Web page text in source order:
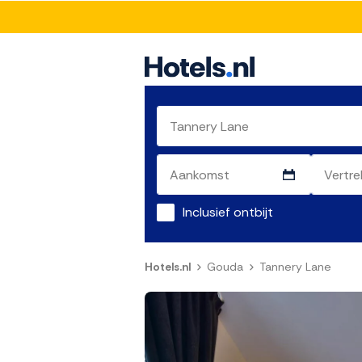
Inclusief ontbijt
Hotels.nl Gouda Tannery Lane